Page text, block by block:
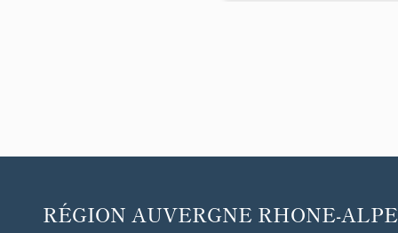
RÉGION AUVERGNE RHONE-